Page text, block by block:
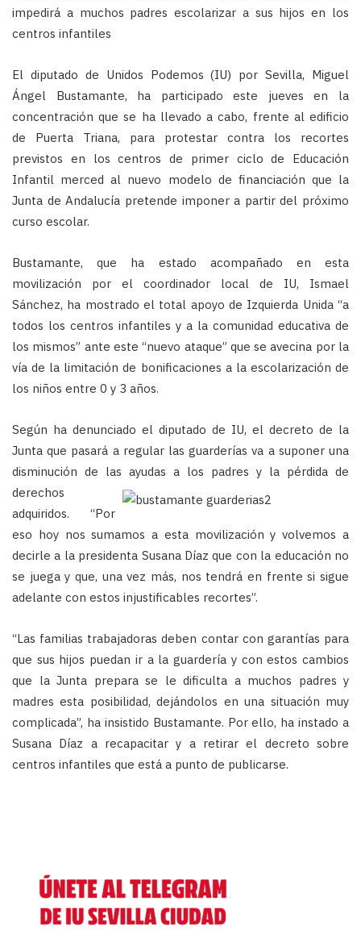
impedirá a muchos padres escolarizar a sus hijos en los
centros infantiles
El diputado de Unidos Podemos (IU) por Sevilla, Miguel
Ángel Bustamante, ha participado este jueves en la
concentración que se ha llevado a cabo, frente al edificio
de Puerta Triana, para protestar contra los recortes
previstos en los centros de primer ciclo de Educación
Infantil merced al nuevo modelo de financiación que la
Junta de Andalucía pretende imponer a partir del próximo
curso escolar.
Bustamante, que ha estado acompañado en esta
movilización por el coordinador local de IU, Ismael
Sánchez, ha mostrado el total apoyo de Izquierda Unida “a
todos los centros infantiles y a la comunidad educativa de
los mismos” ante este “nuevo ataque” que se avecina por la
vía de la limitación de bonificaciones a la escolarización de
los niños entre 0 y 3 años.
Según ha denunciado el diputado de IU, el decreto de la
Junta que pasará a regular las guarderías va a suponer una
disminución de las ayudas a los padres y la pérdida de
derechos
adquiridos. “Por
eso hoy nos sumamos a esta movilización y volvemos a
decirle a la presidenta Susana Díaz que con la educación no
se juega y que, una vez más, nos tendrá en frente si sigue
adelante con estos injustificables recortes”.
“Las familias trabajadoras deben contar con garantías para
que sus hijos puedan ir a la guardería y con estos cambios
que la Junta prepara se le dificulta a muchos padres y
madres esta posibilidad, dejándolos en una situación muy
complicada”, ha insistido Bustamante. Por ello, ha instado a
Susana Díaz a recapacitar y a retirar el decreto sobre
centros infantiles que está a punto de publicarse.